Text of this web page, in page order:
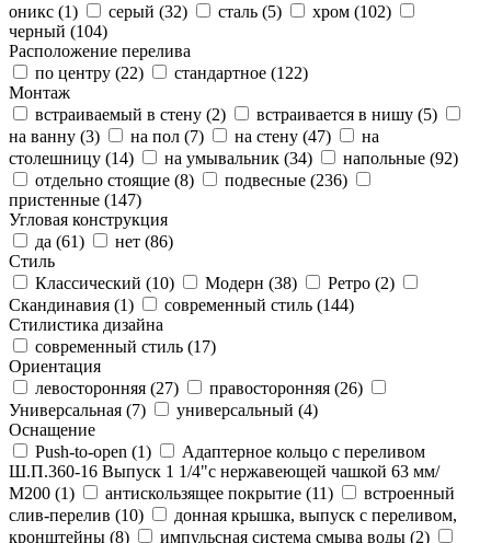
оникс (1) серый (32) сталь (5) хром (102)
черный (104)
Расположение перелива
по центру (22) стандартное (122)
Монтаж
встраиваемый в стену (2) встраивается в нишу (5)
на ванну (3) на пол (7) на стену (47)
на
столешницу (14) на умывальник (34) напольные (92)
отдельно стоящие (8) подвесные (236)
пристенные (147)
Угловая конструкция
да (61) нет (86)
Стиль
Классический (10) Модерн (38) Ретро (2)
Скандинавия (1) современный стиль (144)
Стилистика дизайна
современный стиль (17)
Ориентация
левосторонняя (27) правосторонняя (26)
Универсальная (7) универсальный (4)
Оснащение
Push-to-open (1)
Адаптерное кольцо с переливом
Ш.П.360-16 Выпуск 1 1/4"с нержавеющей чашкой 63 мм/
М200 (1) антискользящее покрытие (11)
встроенный
слив-перелив (10)
донная крышка, выпуск с переливом,
кронштейны (8) импульсная система смыва воды (2)